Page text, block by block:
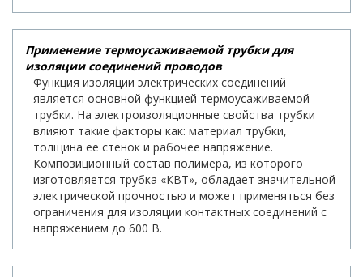
Применение термоусаживаемой трубки для
изоляции соединений проводов
Функция изоляции электрических соединений
является основной функцией термоусаживаемой
трубки. На электроизоляционные свойства трубки
влияют такие факторы как: материал трубки,
толщина ее стенок и рабочее напряжение.
Композиционный состав полимера, из которого
изготовляется трубка «КВТ», обладает значительной
электрической прочностью и может применяться без
ограничения для изоляции контактных соединений с
напряжением до 600 В.